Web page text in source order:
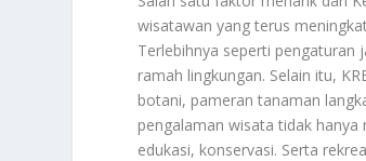
wisatawan yang terus
Terlebihnya seperti pengaturan
ramah lingkungan. Selain itu,
botani, pameran tanaman
pengalaman wisata tidak
edukasi, konservasi. Serta